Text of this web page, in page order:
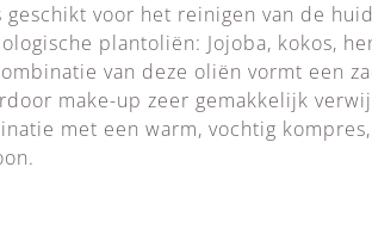
geschikt voor het reinigen van de
plantoliën: Jojoba, kokos,
van deze oliën vormt een
make-up zeer gemakkelijk
met een warm, vochtig